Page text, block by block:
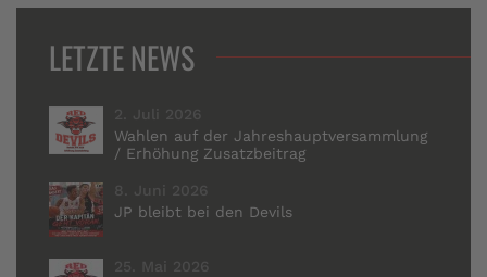
LETZTE NEWS
2. Juli 2026
Wahlen auf der Jahreshauptversammlung
/ Erhöhung Zusatzbeitrag
8. Juni 2026
JP bleibt bei den Devils
25. Mai 2026